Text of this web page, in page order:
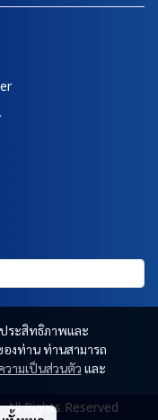
ระสิทธิภาพและ
งท่าน ท่านสามารถ
วามเป็นส่วนตัว และ
All Rights Reserved